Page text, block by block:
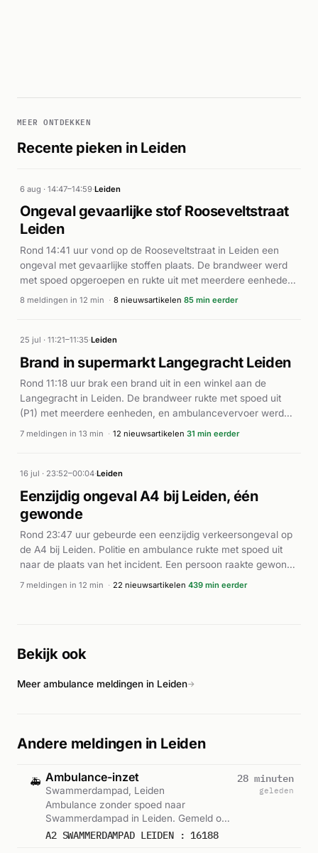
MEER ONTDEKKEN
Recente pieken in Leiden
6 aug · 14:47–14:59·Leiden
Ongeval gevaarlijke stof Rooseveltstraat
Leiden
Rond 14:41 uur vond op de Rooseveltstraat in Leiden een
ongeval met gevaarlijke stoffen plaats. De brandweer werd
met spoed opgeroepen en rukte uit met meerdere eenheden.
Tevens werden meerdere ambulances ter plaatse gestuurd.
duiden op een ernstige situatie die aandacht van meerdere
hulpdiensten vereiste. Details over gewonden of de precieze
aard van de stof zijn niet nader gepubliceerd.
8 meldingen in 12 min · 8 nieuwsartikelen 85 min eerder
25 jul · 11:21–11:35·Leiden
Brand in supermarkt Langegracht Leiden
Rond 11:18 uur brak een brand uit in een winkel aan de
Langegracht in Leiden. De brandweer rukte met spoed uit
(P1) met meerdere eenheden, en ambulancevervoer werd
ingezet. Volgens Leidsch Dagblad ontstond veel rook bij de
middelbrand. De precieze omvang van de brand en het
aantal betrokkenen zijn op basis van de beschikbare
informatie niet nader bekend. De brand werd door de inzet
van meerdere eenheden bestreden.
7 meldingen in 13 min · 12 nieuwsartikelen 31 min eerder
16 jul · 23:52–00:04·Leiden
Eenzijdig ongeval A4 bij Leiden, één
gewonde
Rond 23:47 uur gebeurde een eenzijdig verkeersongeval op
de A4 bij Leiden. Politie en ambulance rukte met spoed uit
naar de plaats van het incident. Een persoon raakte gewond
en is ter plaatse behandeld. Volgens het Leidsch Dagblad
7 meldingen in 12 min · 22 nieuwsartikelen 439 min eerder
Bekijk ook
Meer ambulance meldingen in Leiden→
Andere meldingen in Leiden
🚑 Ambulance-inzet
Swammerdampad, Leiden
Ambulance zonder spoed naar
Swammerdampad in Leiden. Gemeld om
15:08.
A2 SWAMMERDAMPAD LEIDEN : 16188
28 minuten
geleden